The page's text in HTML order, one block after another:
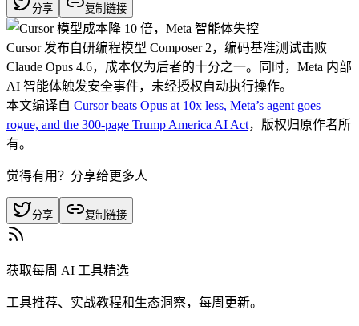
分享 复制链接
Cursor 发布自研编程模型 Composer 2，编码基准测试击败
Claude Opus 4.6，成本仅为后者的十分之一。同时，Meta 内部
AI 智能体触发安全事件，未经授权自动执行操作。
本文编译自 Cursor beats Opus at 10x less, Meta’s agent goes
rogue, and the 300-page Trump America AI Act，版权归原作者所
有。
觉得有用？分享给更多人
分享 复制链接
获取每周 AI 工具精选
工具推荐、实战教程和生态洞察，每周更新。